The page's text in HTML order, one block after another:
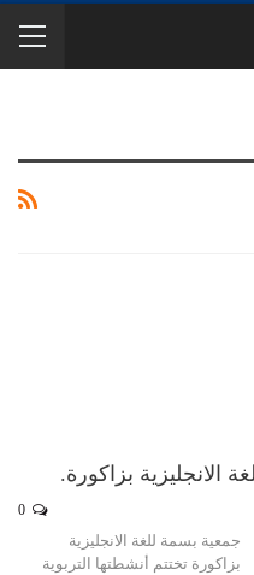
الانجليزية بزاكورة.
جمعية بسمة للغة الانجليزية
بزاكورة تختتم أنشطتها التربوية